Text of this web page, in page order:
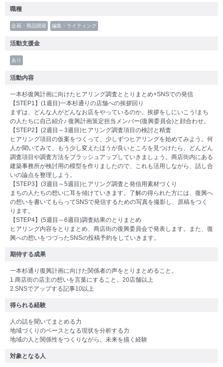
職種
企画・商品開発 編集・ライティング
活動支援金
あり
活動内容
一本杉復興計画に向けたヒアリング調査ととりまとめ+SNSでの発信
【STEP1】(1週目)一本杉通りの店舗への挨拶回り
まずは、どんな人がどんなお店をやっているのか。挨拶をしにいこう!まち
の人たちに自己紹介♪ 復興計画策定担当メンバー(復興委員会)と顔合わせ。
【STEP2】(2週目～3週目)ヒアリング調査項目の検討と精査
ヒアリング項目の仮案をつくって、少しずつヒアリングを始めてみよう。何
人か聞いてみて、もう少し変えたほうが良いところを見つけたら、どんどん
調査項目や調査方法をブラッシュアップしていきましょう。商店街内にある
建築事務所が検討用の模型を作りましたので、これも活用しながら、話し合
いの論点を整理しよう。
【STEP3】(3週目～5週目)ヒアリング調査と発信用素材づくり
まちの人たちの想いに耳を傾けていきます。了解の得られた方には、復興へ
の想いを書いてもらってSNSで発信するための写真を撮影し、原稿をつく
ります。
【STEP4】(5週目～6週目)調査結果のとりまとめ
ヒアリング内容をとりまとめ、商店街の復興委員会で発表します。また、復
興への想いをつづったSNSの投稿予約をしていきます。
期待する成果
一本杉通り復興計画に向けた関係者の声をとりまとめること。
1.商店街の店主の想いを言葉にすること。20店舗以上
2.SNSでアップする記事10以上
得られる経験
人の話を聞いてまとめる力
地域づくりのベースとなる現状を分析する力
地域の人と関係性をつくりながら、未来を描く経験
対象となる人